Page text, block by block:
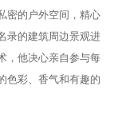
密的户外空间，精心
录的建筑周边景观进
，他决心亲自参与每
色彩、香气和有趣的